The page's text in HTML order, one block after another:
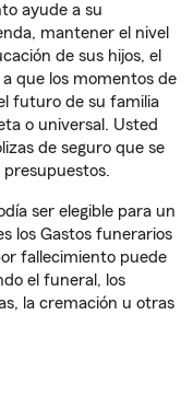
ayude a su
mantener el nivel
de sus hijos, el
que los momentos de
futuro de su familia
o universal. Usted
de seguro que se
presupuestos.
ser elegible para un
los Gastos funerarios
fallecimiento puede
el funeral, los
la cremación u otras